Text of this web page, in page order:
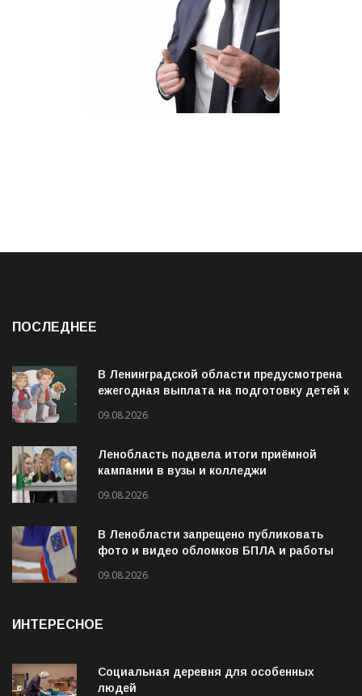
ПОСЛЕДНЕЕ
В Ленинградской области предусмотрена
ежегодная выплата на подготовку детей к
09.08.2026
Ленобласть подвела итоги приёмной
кампании в вузы и колледжи
09.08.2026
В Ленобласти запрещено публиковать
фото и видео обломков БПЛА и работы
09.08.2026
ИНТЕРЕСНОЕ
Социальная деревня для особенных
людей